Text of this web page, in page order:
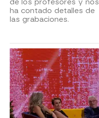
de los profesores y nos
ha contado detalles de
las grabaciones.